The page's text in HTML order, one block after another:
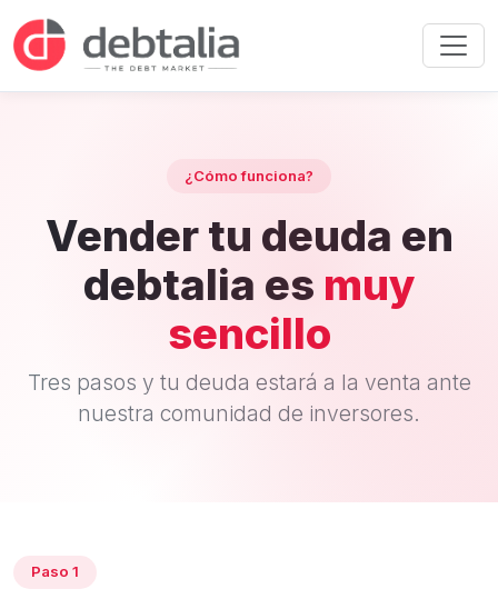
¿Cómo funciona?
Vender tu deuda en
debtalia es muy
sencillo
Tres pasos y tu deuda estará a la venta ante
nuestra comunidad de inversores.
Paso 1